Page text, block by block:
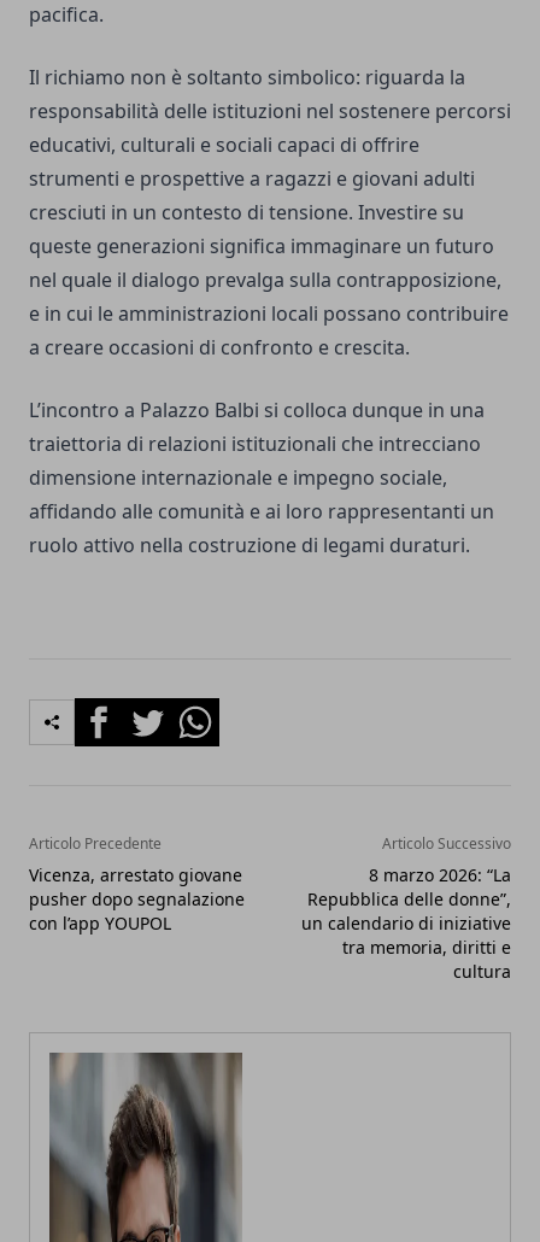
pacifica.
Il richiamo non è soltanto simbolico: riguarda la
responsabilità delle istituzioni nel sostenere percorsi
educativi, culturali e sociali capaci di offrire
strumenti e prospettive a ragazzi e giovani adulti
cresciuti in un contesto di tensione. Investire su
queste generazioni significa immaginare un futuro
nel quale il dialogo prevalga sulla contrapposizione,
e in cui le amministrazioni locali possano contribuire
a creare occasioni di confronto e crescita.
L’incontro a Palazzo Balbi si colloca dunque in una
traiettoria di relazioni istituzionali che intrecciano
dimensione internazionale e impegno sociale,
affidando alle comunità e ai loro rappresentanti un
ruolo attivo nella costruzione di legami duraturi.
FacebookTwitterWhatsapp
Articolo Precedente
Vicenza, arrestato giovane
pusher dopo segnalazione
con l’app YOUPOL
Articolo Successivo
8 marzo 2026: “La
Repubblica delle donne”,
un calendario di iniziative
tra memoria, diritti e
cultura